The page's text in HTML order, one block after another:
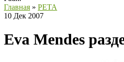
Главная » PETA
10 Дек 2007
Eva Mendes